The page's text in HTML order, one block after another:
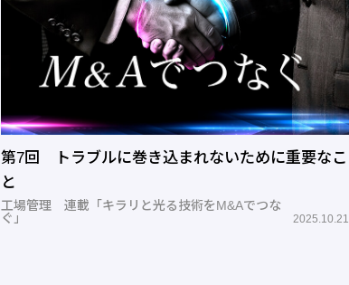
第7回 トラブルに巻き込まれないために重要なこ
と
工場管理 連載「キラリと光る技術をM&Aでつな
ぐ」
2025.10.21